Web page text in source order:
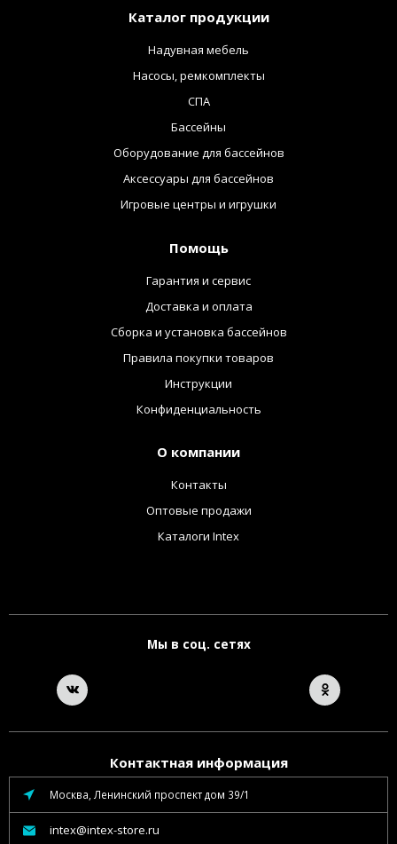
Каталог продукции
Надувная мебель
Насосы, ремкомплекты
СПА
Бассейны
Оборудование для бассейнов
Аксессуары для бассейнов
Игровые центры и игрушки
Помощь
Гарантия и сервис
Доставка и оплата
Сборка и установка бассейнов
Правила покупки товаров
Инструкции
Конфиденциальность
О компании
Контакты
Оптовые продажи
Каталоги Intex
Мы в соц. сетях
Контактная информация
Москва, Ленинский проспект дом 39/1
intex@intex-store.ru